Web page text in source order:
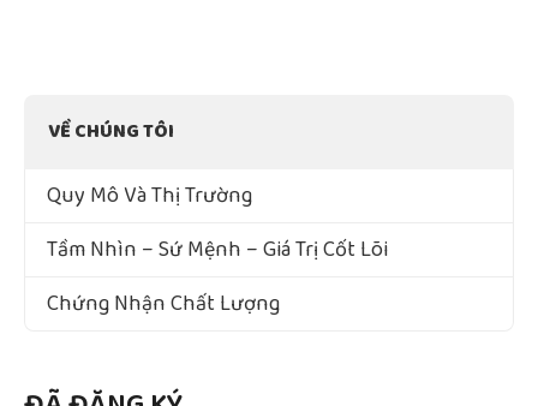
VỀ CHÚNG TÔI
Quy Mô Và Thị Trường
Tầm Nhìn – Sứ Mệnh – Giá Trị Cốt Lõi
Chứng Nhận Chất Lượng